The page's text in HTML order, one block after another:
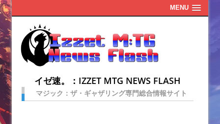
MENU
イゼ速。：IZZET MTG NEWS FLASH
マジック：ザ・ギャザリング専門総合情報サイト